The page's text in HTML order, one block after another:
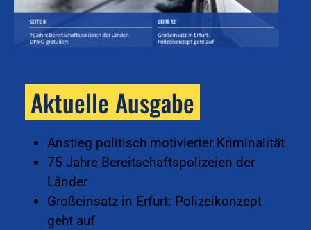
Aktuelle Ausgabe
Anstieg politisch motivierter Kriminalität
75 Jahre Bereitschaftspolizeien der
Länder
Großeinsatz in Erfurt: Polizeikonzept
geht auf